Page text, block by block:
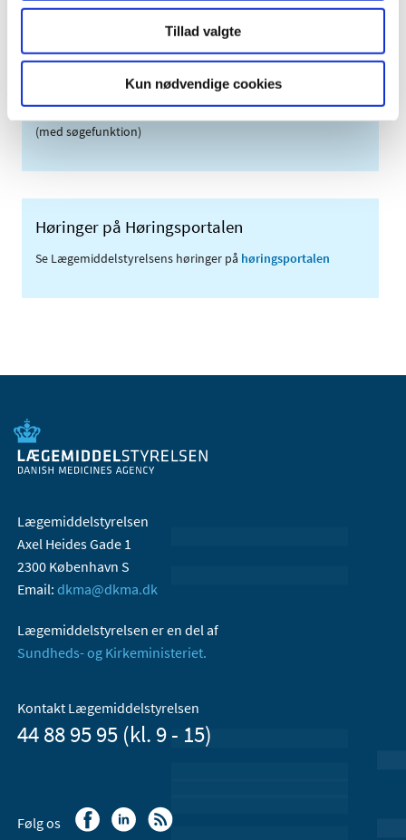
Tillad valgte
Kun nødvendige cookies
Meddelelser om forsyning af medicin til mennesker og dyr
(med søgefunktion)
(med søgefunktion)
Høringer på Høringsportalen
Se Lægemiddelstyrelsens høringer på høringsportalen
Lægemiddelstyrelsen
Axel Heides Gade 1
2300 København S
Email: dkma@dkma.dk
Lægemiddelstyrelsen er en del af
Sundheds- og Kirkeministeriet.
Kontakt Lægemiddelstyrelsen
44 88 95 95 (kl. 9 - 15)
Følg os